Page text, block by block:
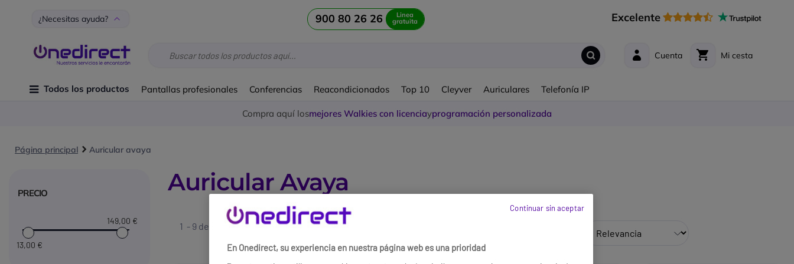
¿Necesitas ayuda? 900 80 26 26 Linea
gratuita Excelente
Cuenta Mi cesta
Todos los productos Pantallas profesionales Conferencias Reacondicionados Top 10 Cleyver Auriculares Telefonía IP
Compra aquí losmejores Walkies con licenciayprogramación personalizada
Página principal Auricular avaya
PRECIO
13,00 €
149,00 €
Auricular Avaya
1 - 9 de 9 resultados encontrados
En Onedirect, su experiencia en nuestra página web es una prioridad
Continuar sin aceptar